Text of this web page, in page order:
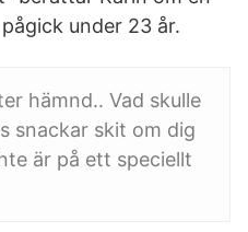
under 23 år.
hämnd.. Vad skulle
snackar skit om dig
är på ett speciellt